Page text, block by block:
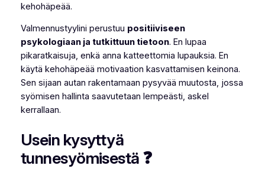
kehohäpeää.
Valmennustyylini perustuu positiiviseen
psykologiaan ja tutkittuun tietoon. En lupaa
pikaratkaisuja, enkä anna katteettomia lupauksia. En
käytä kehohäpeää motivaation kasvattamisen keinona.
Sen sijaan autan rakentamaan pysyvää muutosta, jossa
syömisen hallinta saavutetaan lempeästi, askel
kerrallaan.
Usein kysyttyä
tunnesyömisestä ❓